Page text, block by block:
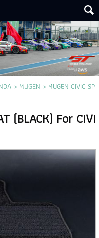
> MUGEN > MUGEN CIVIC SP
(BLACK) For CIVI